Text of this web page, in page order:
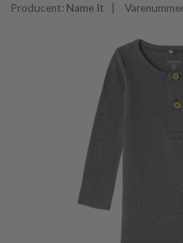
Producent: Name It |